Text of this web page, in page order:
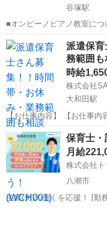
谷塚駅
■オンピーノピアノ教室に
事情に左右されることなく
る場所をつくりたい!という想いから
う形を採用す
埼玉 草加市 谷塚駅
派遣保育
務範囲
時給
株式会社
大和田駅
【お仕事内容】 【お仕事内
サポート(散歩、手遊び、読
睡チェック ・清掃、消毒等の衛生管理 ◆保育補
守り ・園児の身の回り...
埼玉 さいたま市
保育士・
月給
株式会社
八潮市
主婦(夫)の働くを応援！ [勤務日数]： 週5日~ 07:00~19:30 [勤務地・最